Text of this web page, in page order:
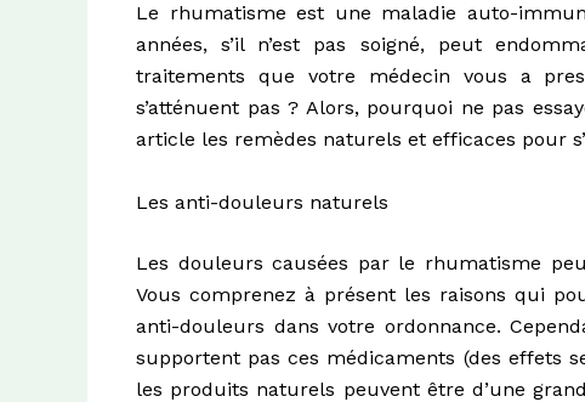
Le rhumatisme est une maladie auto-
années, s’il n’est pas soigné, peut
traitements que votre médecin vous a
s’atténuent pas ? Alors, pourquoi ne pas
article les remèdes naturels et efficaces pour
Les anti-douleurs naturels
Les douleurs causées par le rhumatisme
Vous comprenez à présent les raisons qui
anti-douleurs dans votre ordonnance.
supportent pas ces médicaments (des effets
les produits naturels peuvent être d’une